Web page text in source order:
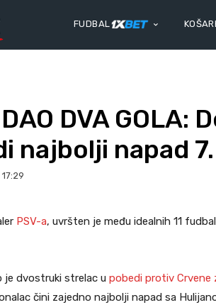
FUDBAL
DVA GOLA:
najbolji napad 7.
PSV-a, uvršten je među idealnih 11
je dvostruki strelac u pobedi protiv Crvene
čini zajedno najbolji napad sa